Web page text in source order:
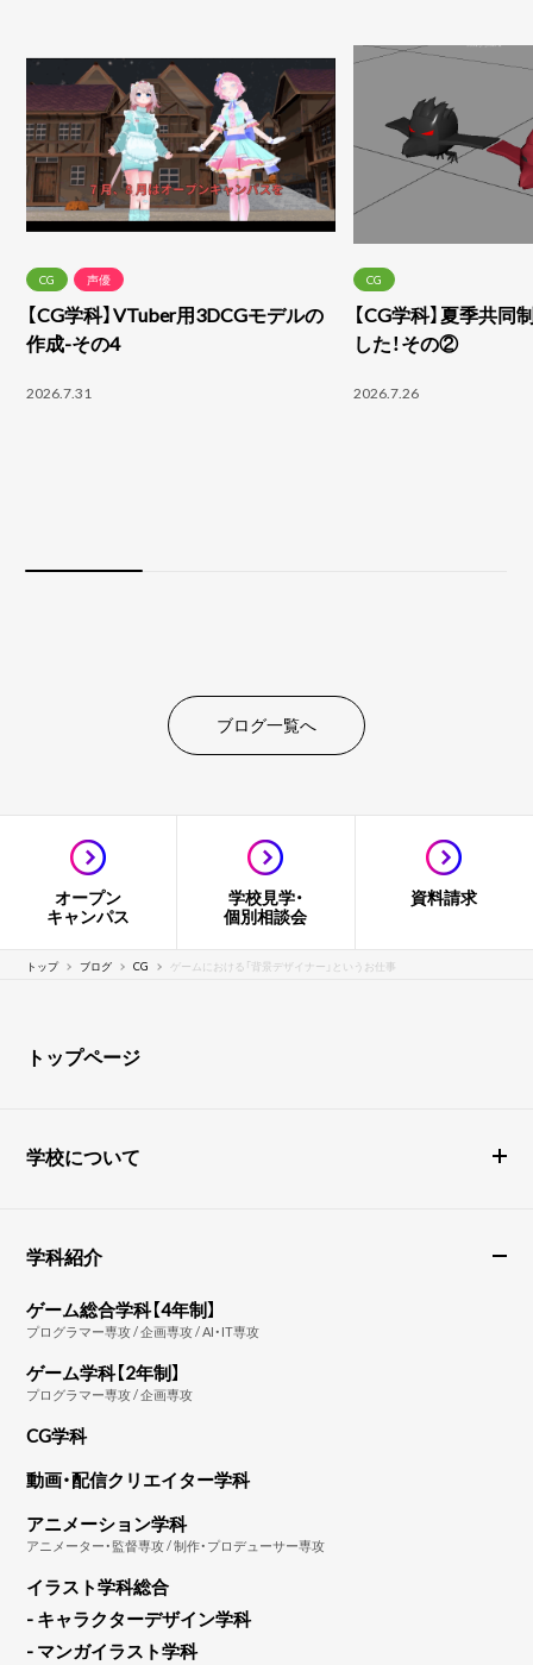
CG 声優
【CG学科】VTuber用3DCGモデルの
作成-その4
2026.7.31
CG
【CG学科】夏季共
した！その②
2026.7.26
ブログ一覧へ
オープン
キャンパス
学校見学・
個別相談会
資料請求
トップ ブログ CG ゲームにおける「背景デザイナー」というお仕事
トップページ
学校について
学科紹介
ゲーム総合学科【4年制】
プログラマー専攻 / 企画専攻 / AI・IT専攻
ゲーム学科【2年制】
プログラマー専攻 / 企画専攻
CG学科
動画・配信クリエイター学科
アニメーション学科
アニメーター・監督専攻 / 制作・プロデューサー専攻
イラスト学科総合
- キャラクターデザイン学科
- マンガイラスト学科